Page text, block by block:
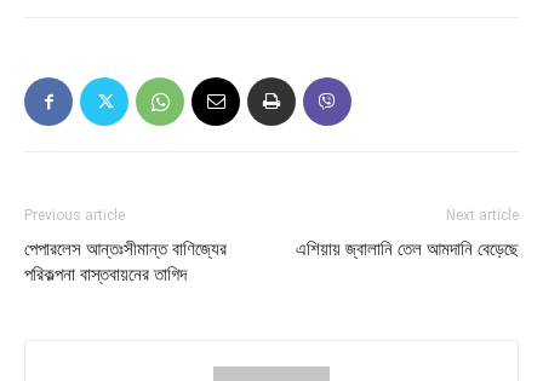
Previous article
পেপারলেস আন্তঃসীমান্ত বাণিজ্যের
পরিকল্পনা বাস্তবায়নের তাগিদ
Next article
এশিয়ায় জ্বালানি তেল আমদানি বেড়েছে